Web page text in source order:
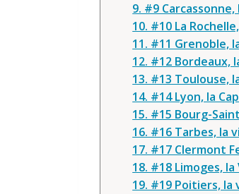
9. #9
10. #10 La
11. #11 Grenoble,
12. #12 Bordeaux,
13. #13 Toulouse,
14. #14 Lyon, la
15. #15 Bourg-
16. #16 Tarbes, la
17. #17 Clermont
18. #18 Limoges,
19. #19 Poitiers, la